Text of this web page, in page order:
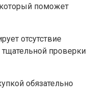
поможет
отсутствие
проверки
обязательно